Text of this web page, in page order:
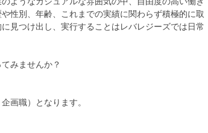
性別、年齢、これまでの実績に関わらず積極的に取
見つけ出し、実行することはレバレジーズでは日常
みませんか？
画職）となります。